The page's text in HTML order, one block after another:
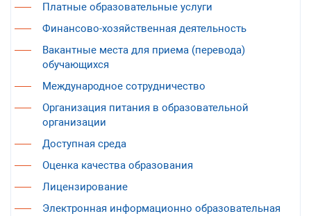
Платные образовательные услуги
Финансово-хозяйственная деятельность
Вакантные места для приема (перевода)
обучающихся
Международное сотрудничество
Организация питания в образовательной
организации
Доступная среда
Оценка качества образования
Лицензирование
Электронная информационно образовательная